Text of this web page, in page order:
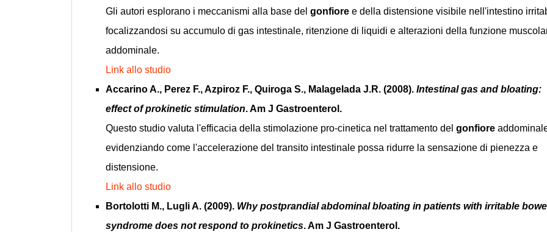
Gli autori esplorano i meccanismi alla base del gonfiore e della distensione visibile nell'intestino
focalizzandosi su accumulo di gas intestinale, ritenzione di liquidi e alterazioni della funzione
addominale.
Link allo studio
Accarino A., Perez F., Azpiroz F., Quiroga S., Malagelada J.R. (2008). Intestinal gas and bloating:
effect of prokinetic stimulation. Am J Gastroenterol.
Questo studio valuta l'efficacia della stimolazione pro-cinetica nel trattamento del gonfiore
evidenziando come l'accelerazione del transito intestinale possa ridurre la sensazione di pienezza e
distensione.
Link allo studio
Bortolotti M., Lugli A. (2009). Why postprandial abdominal bloating in patients with irritable
syndrome does not respond to prokinetics. Am J Gastroenterol.